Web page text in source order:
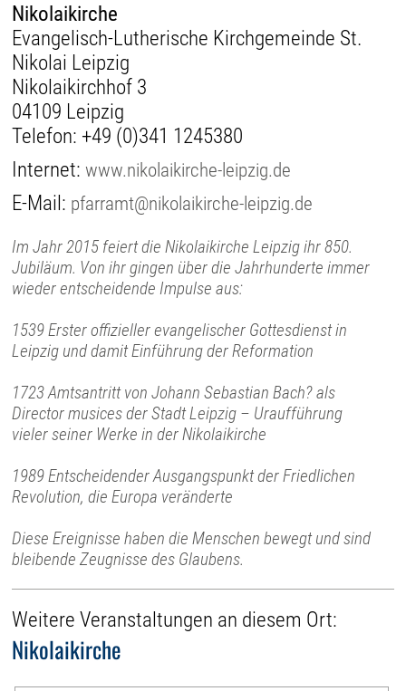
Nikolaikirche
Evangelisch-Lutherische Kirchgemeinde St.
Nikolai Leipzig
Nikolaikirchhof 3
04109 Leipzig
Telefon: +49 (0)341 1245380
Internet:www.nikolaikirche-leipzig.de
E-Mail: pfarramt@nikolaikirche-leipzig.de
Im Jahr 2015 feiert die Nikolaikirche Leipzig ihr 850.
Jubiläum. Von ihr gingen über die Jahrhunderte immer
wieder entscheidende Impulse aus:
1539 Erster offizieller evangelischer Gottesdienst in
Leipzig und damit Einführung der Reformation
1723 Amtsantritt von Johann Sebastian Bach? als
Director musices der Stadt Leipzig – Uraufführung
vieler seiner Werke in der Nikolaikirche
1989 Entscheidender Ausgangspunkt der Friedlichen
Revolution, die Europa veränderte
Diese Ereignisse haben die Menschen bewegt und sind
bleibende Zeugnisse des Glaubens.
Weitere Veranstaltungen an diesem Ort:
Nikolaikirche